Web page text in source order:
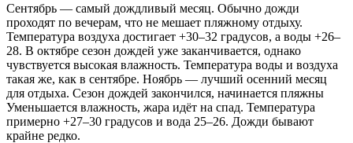
Сентябрь — самый дождливый месяц. Обычно дожди
проходят по вечерам, что не мешает пляжному отдыху.
Температура воздуха достигает +30–32 градусов, а воды +26–
28. В октябре сезон дождей уже заканчивается, однако
чувствуется высокая влажность. Температура воды и воздуха
такая же, как в сентябре. Ноябрь — лучший осенний месяц
для отдыха. Сезон дождей закончился, начинается пляжны
Уменьшается влажность, жара идёт на спад. Температура
примерно +27–30 градусов и вода 25–26. Дожди бывают
крайне редко.